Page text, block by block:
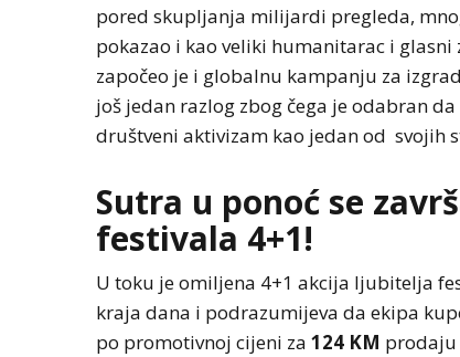
pored skupljanja milijardi pregleda,
pokazao i kao veliki humanitarac i
započeo je i globalnu kampanju za
još jedan razlog zbog čega je odabran
društveni aktivizam kao jedan od svojih
Sutra u ponoć se
festivala 4+1!
U toku je omiljena 4+1 akcija ljubitelja
kraja dana i podrazumijeva da ekipa
po promotivnoj cijeni za 124 KM prodaju